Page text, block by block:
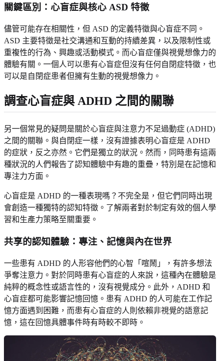
關鍵區別：心盲症與核心 ASD 特徵
儘管可能存在相關性，但 ASD 的定義特徵與心盲症不同。
ASD 主要特徵是社交溝通和互動的持續差異，以及限制性或
重複性的行為、興趣或活動模式。而心盲症僅與視覺想像力的
體驗有關。一個人可以患有心盲症但沒有任何自閉症特徵，也
可以是自閉症患者但擁有生動的視覺想像力。
調查心盲症與 ADHD 之間的關聯
另一個常見的疑問是關於心盲症與注意力不足過動症 (ADHD)
之間的關聯。與自閉症一樣，沒有證據表明心盲症是 ADHD
的症狀，反之亦然。它們是獨立的狀況。然而，同時患有這兩
種狀況的人們報告了認知體驗中有趣的重疊，特別是在記憶和
專注力方面。
心盲症是 ADHD 的一種表現嗎？不完全是，但它們同時出現
會創造一種獨特的認知特徵。了解兩者對於制定有效的個人學
習和生產力策略至關重要。
共享的認知體驗：專注、記憶與內在世界
一些患有 ADHD 的人形容他們的心智「喧鬧」，有許多想法
爭奪注意力。對於同時患有心盲症的人來說，這種內在體驗是
純粹的概念性或語言性的，沒有視覺成分。此外，ADHD 和
心盲症都可能影響記憶回憶。患有 ADHD 的人可能在工作記
憶方面遇到困難，而患有心盲症的人則依賴非視覺的語意記
憶，這在回憶具體事件時有時較不即時。